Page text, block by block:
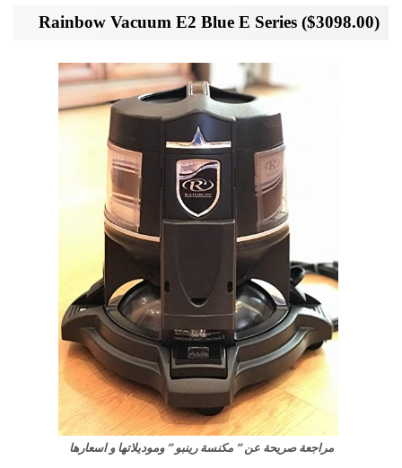
($3098.00) Rainbow Vacuum E2 Blue E Series
مراجعة صريحة عن ” مكنسة رينبو ” وموديلاتها و اسعارها